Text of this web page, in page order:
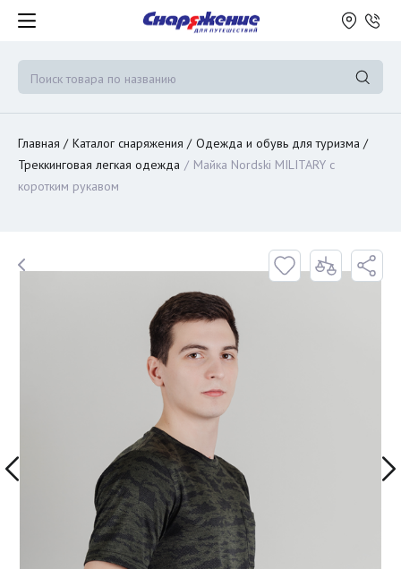
Главная Каталог снаряжения
Одежда и обувь для туризма
Треккинговая легкая одежда
Майка Nordski MILITARY с
коротким рукавом